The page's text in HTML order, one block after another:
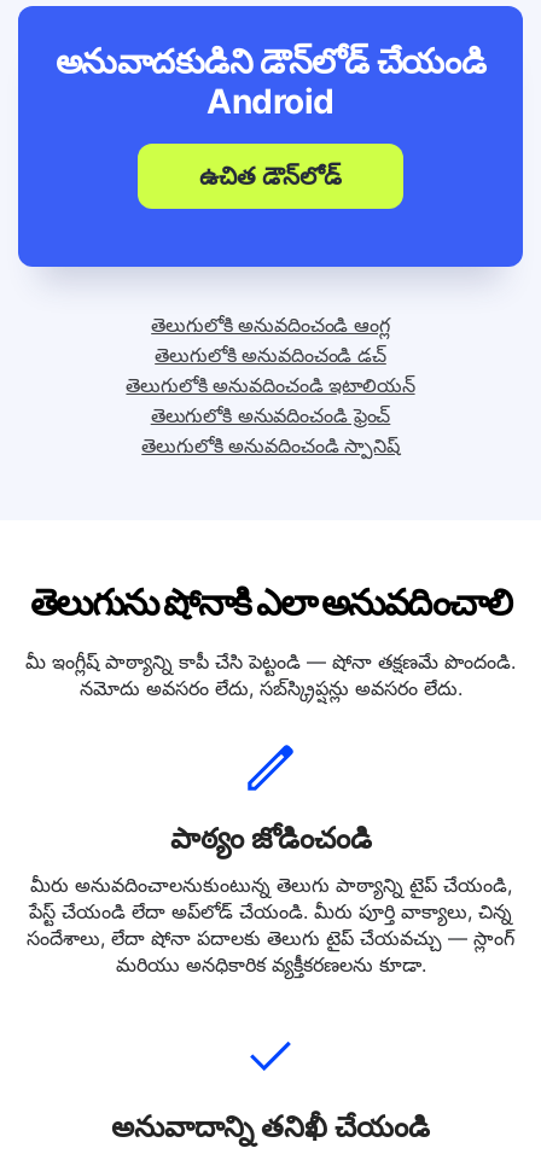
అనువాదకుడిని డౌన్‌లోడ్ చేయండి
Android
ఉచిత డౌన్‌లోడ్
తెలుగులోకి అనువదించండి ఆంగ్ల
తెలుగులోకి అనువదించండి డచ్
తెలుగులోకి అనువదించండి ఇటాలియన్
తెలుగును షోనాకి ఎలా అనువదించాలి
నమోదు అవసరం లేదు, సబ్‌స్క్రిప్షన్లు అవసరం లేదు.
పాఠ్యం జోడించండి
మీరు అనువదించాలనుకుంటున్న తెలుగు పాఠ్యాన్ని టైప్ చేయండి,
పేస్ట్ చేయండి లేదా అప్‌లోడ్ చేయండి. మీరు పూర్తి వాక్యాలు, చిన్న